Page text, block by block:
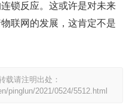
锁反应。这或许是对未来
联网的发展，这肯定不是
载请注明出处：
pinglun/2021/0524/5512.html